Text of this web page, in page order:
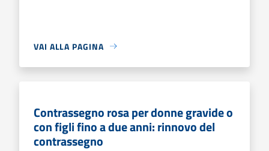
VAI ALLA PAGINA
Contrassegno rosa per donne gravide o
con figli fino a due anni: rinnovo del
contrassegno